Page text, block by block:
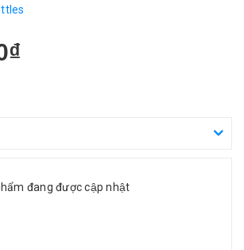
đang được cập nhật